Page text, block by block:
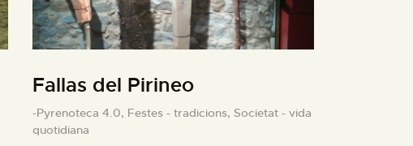
Fallas del Pirineo
-Pyrenoteca 4.0, Festes - tradicions, Societat - vida
quotidiana